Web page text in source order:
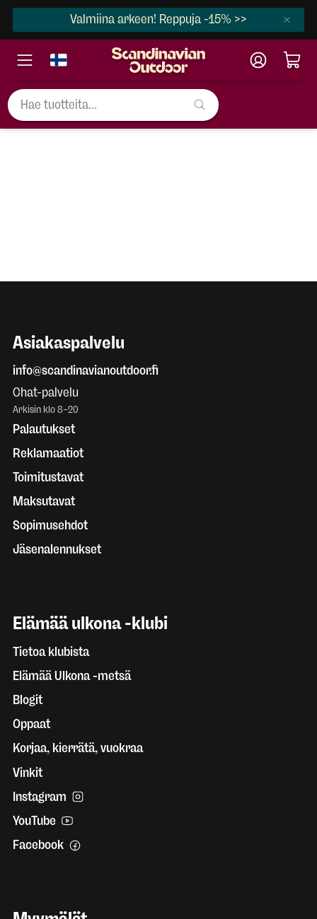
Valmiina arkeen! Reppuja -15% >>
Asiakaspalvelu
info@scandinavianoutdoor.fi
Chat-palvelu
Arkisin klo 8–20
Palautukset
Reklamaatiot
Toimitustavat
Maksutavat
Sopimusehdot
Jäsenalennukset
Elämää ulkona -klubi
Tietoa klubista
Elämää Ulkona -metsä
Blogit
Oppaat
Korjaa, kierrätä, vuokraa
Vinkit
Instagram
YouTube
Facebook